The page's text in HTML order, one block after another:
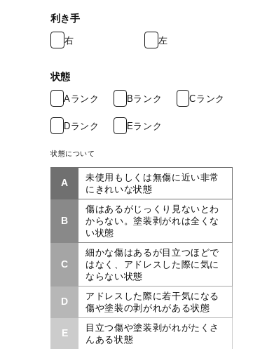
利き手
右 左
状態
Aランク Bランク Cランク
Dランク Eランク
状態について
A
未使用もしくは無傷に近い非常
にきれいな状態
B
傷はあるがじっくり見ないとわ
からない。塗装剥がれは全くな
い状態
C
細かな傷はあるが目立つほどで
はなく、アドレスした際に気に
ならない状態
D
アドレスした際に若干気になる
傷や塗装の剥がれがある状態
E
目立つ傷や塗装剥がれがたくさ
んある状態